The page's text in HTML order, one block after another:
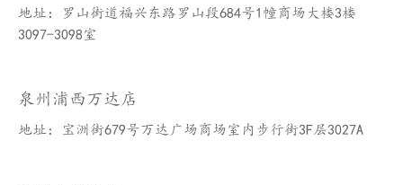
地址：罗山街道福兴东路罗山段684号1幢商场大楼3楼
3097-3098室
泉州浦西万达店
地址：宝洲街679号万达广场商场室内步行街3F层3027A